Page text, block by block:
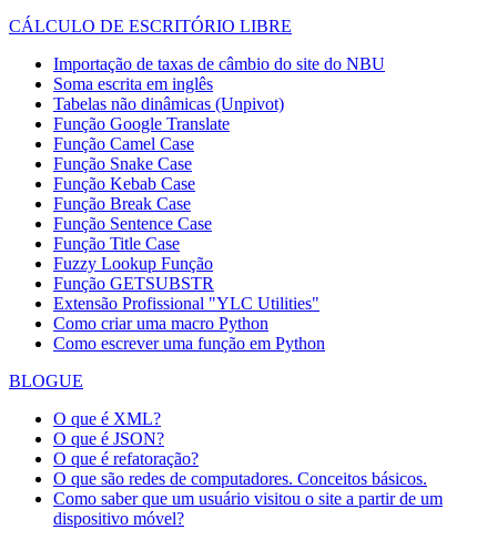
CÁLCULO DE ESCRITÓRIO LIBRE
Importação de taxas de câmbio do site do NBU
Soma escrita em inglês
Tabelas não dinâmicas (Unpivot)
Função Google Translate
Função Camel Case
Função Snake Case
Função Kebab Case
Função Break Case
Função Sentence Case
Função Title Case
Fuzzy Lookup Função
Função GETSUBSTR
Extensão Profissional "YLC Utilities"
Como criar uma macro Python
Como escrever uma função em Python
BLOGUE
O que é XML?
O que é JSON?
O que é refatoração?
O que são redes de computadores. Conceitos básicos.
Como saber que um usuário visitou o site a partir de um
dispositivo móvel?